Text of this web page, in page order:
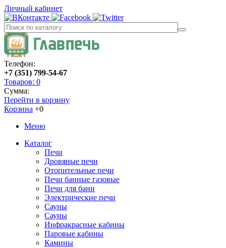
Личный кабинет
Телефон:
+7 (351) 799-54-67
Товаров: 0
Сумма:
Перейти в корзину
Корзина +0
Меню
Каталог
Печи
Дровяные печи
Отопительные печи
Печи банные газовые
Печи для бани
Электрические печи
Сауны
Сауны
Инфракрасные кабины
Паровые кабины
Камины